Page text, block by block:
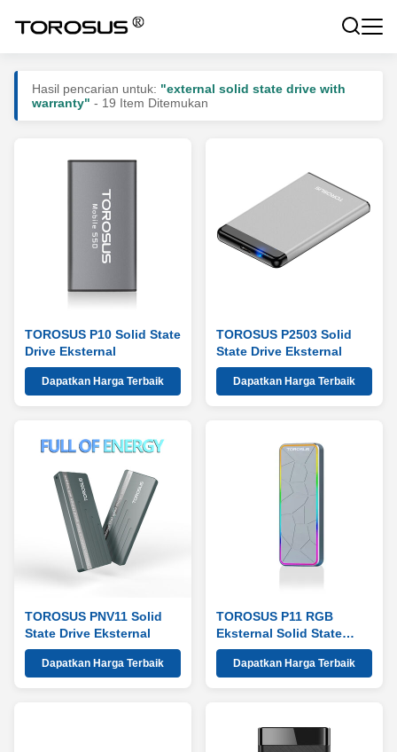
Hasil pencarian untuk: "external solid state drive with
warranty" - 19 Item Ditemukan
TOROSUS P10 Solid State
Drive Eksternal
Dapatkan Harga Terbaik
TOROSUS P2503 Solid
State Drive Eksternal
Dapatkan Harga Terbaik
TOROSUS PNV11 Solid
State Drive Eksternal
Dapatkan Harga Terbaik
TOROSUS P11 RGB
Eksternal Solid State
Drive
Dapatkan Harga Terbaik